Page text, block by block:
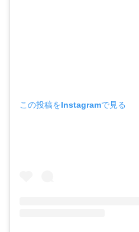
この投稿をInstagramで見る